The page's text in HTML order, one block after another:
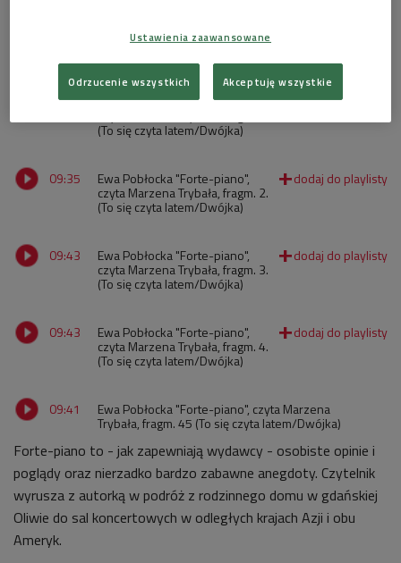
"Zacznij od Bacha" - audycja Ewy Pobłockiej
09:47 Ewa Pobłocka "Forte-piano",
(To się czyta latem/Dwójka)
09:35 Ewa Pobłocka "Forte-piano",
czyta Marzena Trybała, fragm. 2.
(To się czyta latem/Dwójka)
09:43 Ewa Pobłocka "Forte-piano",
czyta Marzena Trybała, fragm. 3.
(To się czyta latem/Dwójka)
09:43 Ewa Pobłocka "Forte-piano",
czyta Marzena Trybała, fragm. 4.
(To się czyta latem/Dwójka)
09:41 Ewa Pobłocka "Forte-piano", czyta Marzena
Trybała, fragm. 45 (To się czyta latem/Dwójka)
Forte-piano to - jak zapewniają wydawcy - osobiste opinie i
poglądy oraz nierzadko bardzo zabawne anegdoty. Czytelnik
wyrusza z autorką w podróż z rodzinnego domu w gdańskiej
Oliwie do sal koncertowych w odległych krajach Azji i obu
Ameryk.
Ustawienia zaawansowane
Odrzucenie wszystkich Akceptuję wszystkie